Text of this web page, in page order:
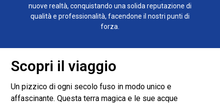
nuove realtà, conquistando una solida reputazione di
qualità e professionalità, facendone il nostri punti di
forza.
Scopri il viaggio
Un pizzico di ogni secolo fuso in modo unico e
affascinante. Questa terra magica e le sue acque